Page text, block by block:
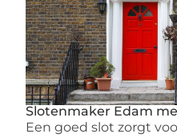
Slotenmaker Edam
Een goed slot zorgt